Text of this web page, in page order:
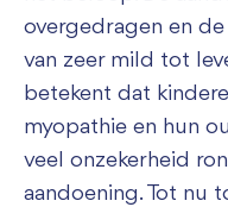
overgedragen en
van zeer mild tot
betekent dat
myopathie en hun
veel onzekerheid
aandoening. Tot nu